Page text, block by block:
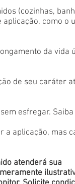
(cozinhas,
como o
da vida
de seu caráter
esfregar.
a aplicação, mas
atenderá sua